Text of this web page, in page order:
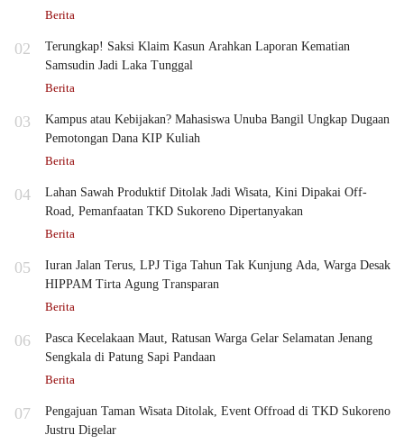
Berita
02
Terungkap! Saksi Klaim Kasun Arahkan Laporan Kematian
Samsudin Jadi Laka Tunggal
Berita
03
Kampus atau Kebijakan? Mahasiswa Unuba Bangil Ungkap Dugaan
Pemotongan Dana KIP Kuliah
Berita
04
Lahan Sawah Produktif Ditolak Jadi Wisata, Kini Dipakai Off-
Road, Pemanfaatan TKD Sukoreno Dipertanyakan
Berita
05
Iuran Jalan Terus, LPJ Tiga Tahun Tak Kunjung Ada, Warga Desak
HIPPAM Tirta Agung Transparan
Berita
06
Pasca Kecelakaan Maut, Ratusan Warga Gelar Selamatan Jenang
Sengkala di Patung Sapi Pandaan
Berita
07
Pengajuan Taman Wisata Ditolak, Event Offroad di TKD Sukoreno
Justru Digelar